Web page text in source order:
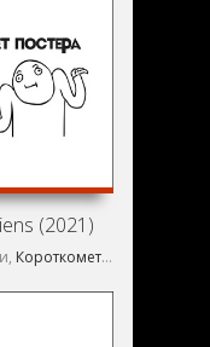
,Короткометражка
(2021)
Короткометражка